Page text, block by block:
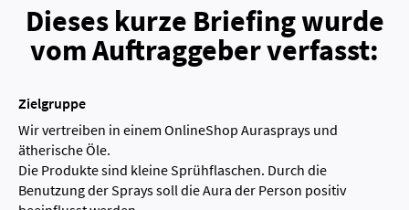
Dieses kurze Briefing wurde
vom Auftraggeber verfasst:
Zielgruppe
Wir vertreiben in einem OnlineShop Aurasprays und
ätherische Öle.
Die Produkte sind kleine Sprühflaschen. Durch die
Benutzung der Sprays soll die Aura der Person positiv